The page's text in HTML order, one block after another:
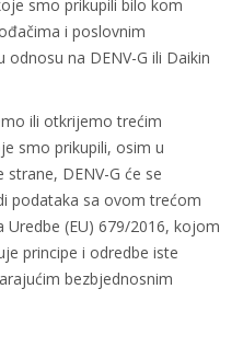
smo prikupili bilo kom
i poslovnim
na DENV-G ili Daikin
ili otkrijemo trećim
smo prikupili, osim u
DENV-G će se
podataka sa ovom trećom
(EU) 679/2016, kojom
principe i odredbe iste
bezbjednosnim